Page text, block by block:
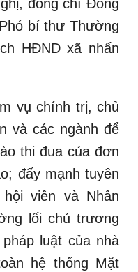
đồng chí Đồng
bí thư Thường
HĐND xã nhấn
vụ chính trị, chủ
và các ngành để
thi đua của đơn
đẩy mạnh tuyên
viên và Nhân
lối chủ trương
luật của nhà
hệ thống Mặt